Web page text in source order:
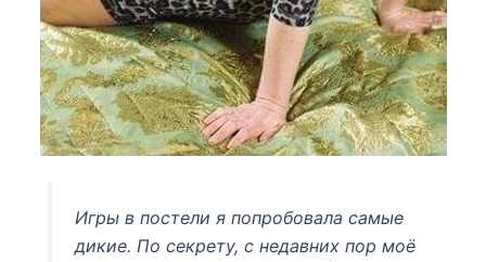
Игры в постели я попробовала самые
дикие. По секрету, с недавних пор моё